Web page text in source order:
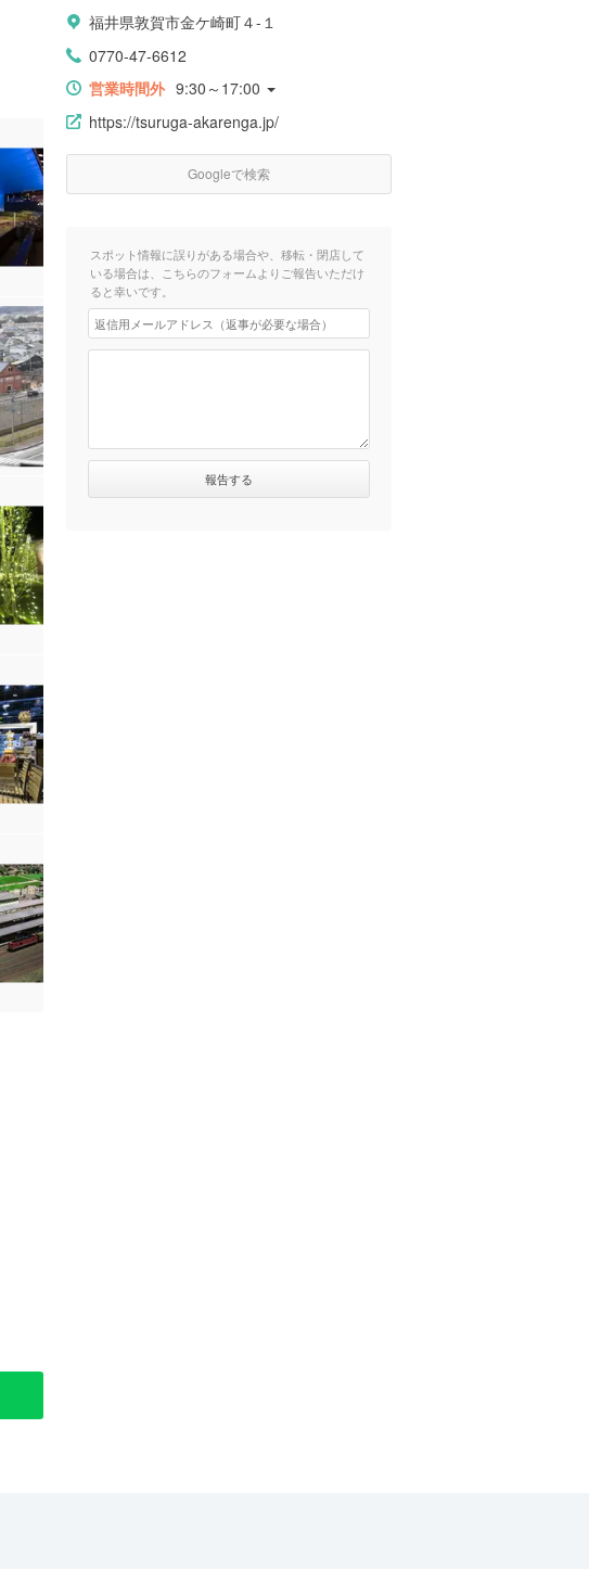
福井県敦賀市金ケ崎町４-１
0770-47-6612
営業時間外 9:30～17:00
https://tsuruga-akarenga.jp/
Googleで検索
スポット情報に誤りがある場合や、移転・閉店して
いる場合は、こちらのフォームよりご報告いただけ
ると幸いです。